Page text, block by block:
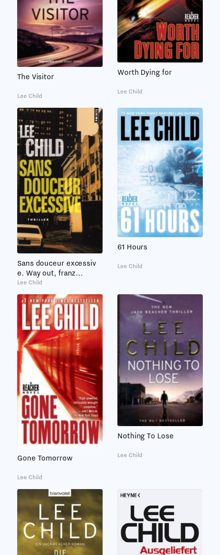
The Visitor
Lee Child
Worth Dying for
Lee Child
Sans douceur excessiv
e. Way out, franz...
Lee Child
61 Hours
Lee Child
Gone Tomorrow
Lee Child
Nothing To Lose
Lee Child